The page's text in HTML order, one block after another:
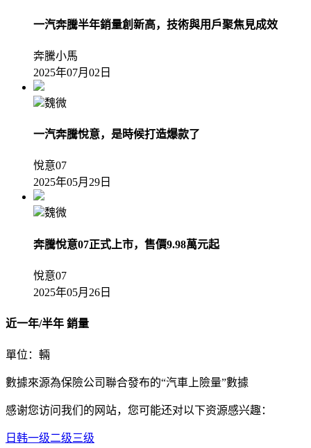
一汽奔騰半年銷量創新高，技術與用戶聚焦見成效
奔騰小馬
2025年07月02日
魏微
一汽奔騰悅意，是時候打造爆款了
悅意07
2025年05月29日
魏微
奔騰悅意07正式上市，售價9.98萬元起
悅意07
2025年05月26日
近一年/半年 銷量
單位：輛
數據來源為保險公司聯合發布的“汽車上險量”數據
感谢您访问我们的网站，您可能还对以下资源感兴趣：
日韩一级二级三级